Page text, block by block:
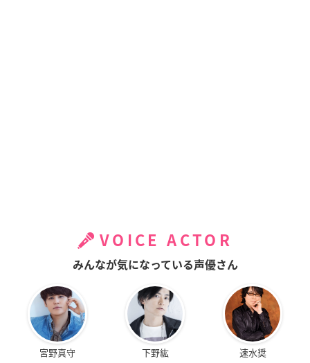
VOICE ACTOR
みんなが気になっている声優さん
宮野真守 下野紘 速水奨